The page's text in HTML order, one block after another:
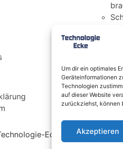
Um dir ein optimales
Geräteinformationen
Technologien
auf dieser Website
zurückziehst, können
Akzeptieren
Ecke.de